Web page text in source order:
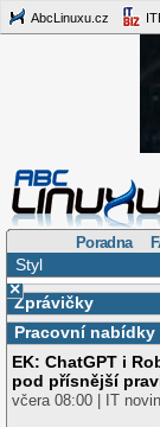
AbcLinuxu.cz
Poradna
Styl
×
Zprávičky
Pracovní nabídky
EK: ChatGPT i
pod přísnější
včera 08:00 | IT